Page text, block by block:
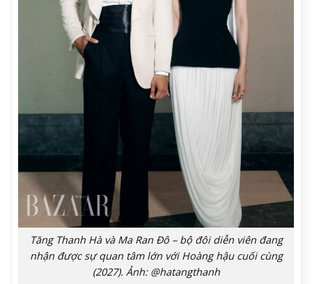
Tăng Thanh Hà và Ma Ran Đô – bộ đôi diễn viên đang
nhận được sự quan tâm lớn với Hoàng hậu cuối cùng
(2027). Ảnh: @hatangthanh